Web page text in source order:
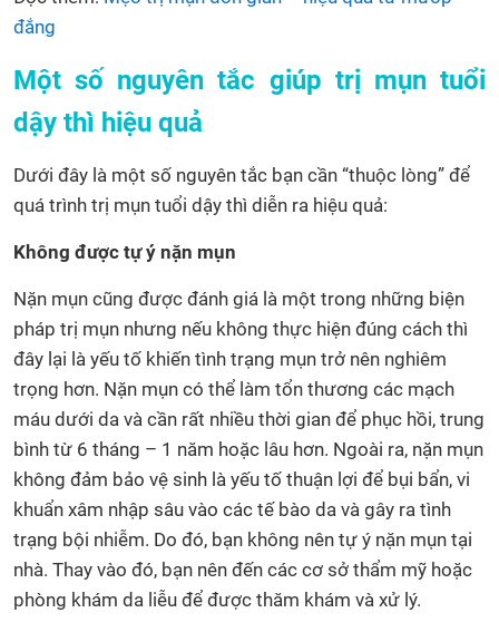
đắng
Một số nguyên tắc giúp trị mụn tuổi
dậy thì hiệu quả
Dưới đây là một số nguyên tắc bạn cần “thuộc lòng” để
quá trình trị mụn tuổi dậy thì diễn ra hiệu quả:
Không được tự ý nặn mụn
Nặn mụn cũng được đánh giá là một trong những biện
pháp trị mụn nhưng nếu không thực hiện đúng cách thì
đây lại là yếu tố khiến tình trạng mụn trở nên nghiêm
trọng hơn. Nặn mụn có thể làm tổn thương các mạch
máu dưới da và cần rất nhiều thời gian để phục hồi, trung
bình từ 6 tháng – 1 năm hoặc lâu hơn. Ngoài ra, nặn mụn
không đảm bảo vệ sinh là yếu tố thuận lợi để bụi bẩn, vi
khuẩn xâm nhập sâu vào các tế bào da và gây ra tình
trạng bội nhiễm. Do đó, bạn không nên tự ý nặn mụn tại
nhà. Thay vào đó, bạn nên đến các cơ sở thẩm mỹ hoặc
phòng khám da liễu để được thăm khám và xử lý.